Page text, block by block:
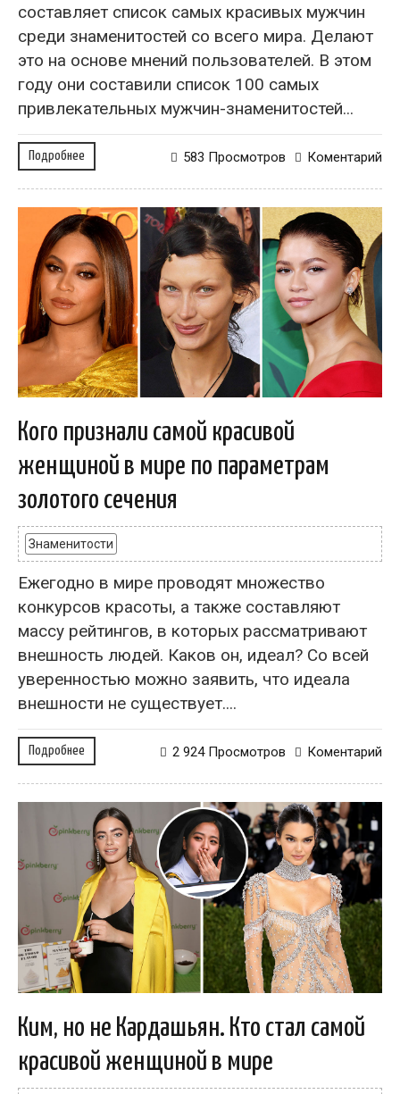
составляет список самых красивых мужчин
среди знаменитостей со всего мира. Делают
это на основе мнений пользователей. В этом
году они составили список 100 самых
привлекательных мужчин-знаменитостей...
Подробнее Коментарий
583 Просмотров
Кого признали самой красивой
женщиной в мире по параметрам
золотого сечения
Знаменитости
Ежегодно в мире проводят множество
конкурсов красоты, а также составляют
массу рейтингов, в которых рассматривают
внешность людей. Каков он, идеал? Со всей
уверенностью можно заявить, что идеала
внешности не существует....
Подробнее Коментарий
2 924 Просмотров
Ким, но не Кардашьян. Кто стал самой
красивой женщиной в мире